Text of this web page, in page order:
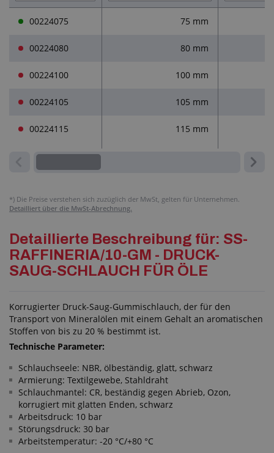
Lesen Sie (4)
00224075 75 mm
00224080 80 mm
00224100 100 mm
00224105 105 mm
00224115 115 mm
*) Die Preise verstehen sich zuzüglich der MwSt, gelten für Unternehmen.
Detailliert über die MwSt-Abrechnung.
Detaillierte Beschreibung für: SS-
RAFFINERIA/10-GM - DRUCK-
SAUG-SCHLAUCH FÜR ÖLE
Korrugierter Druck-Saug-Gummischlauch, der für den
Transport von Mineralölen mit einem Gehalt an aromatischen
Stoffen von bis zu 20 % bestimmt ist.
Technische Parameter:
Schlauchseele: NBR, ölbeständig, glatt, schwarz
Armierung: Textilgewebe, Stahldraht
Schlauchmantel: CR, beständig gegen Abrieb, Ozon,
korrugiert mit glatten Enden, schwarz
Arbeitsdruck: 10 bar
Störungsdruck: 30 bar
Arbeitstemperatur: -20 °C/+80 °C